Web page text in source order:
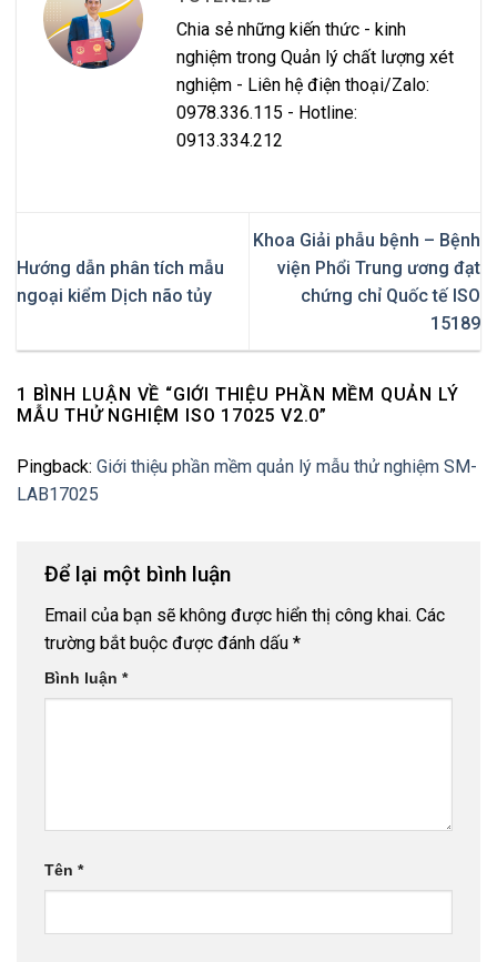
Chia sẻ những kiến thức - kinh
nghiệm trong Quản lý chất lượng xét
nghiệm - Liên hệ điện thoại/Zalo:
0978.336.115 - Hotline:
0913.334.212
Hướng dẫn phân tích mẫu
ngoại kiểm Dịch não tủy
Khoa Giải phẫu bệnh – Bệnh
viện Phổi Trung ương đạt
chứng chỉ Quốc tế ISO
15189
1 BÌNH LUẬN VỀ “GIỚI THIỆU PHẦN MỀM QUẢN LÝ
MẪU THỬ NGHIỆM ISO 17025 V2.0”
Pingback: Giới thiệu phần mềm quản lý mẫu thử nghiệm SM-
LAB17025
Để lại một bình luận
Email của bạn sẽ không được hiển thị công khai. Các
trường bắt buộc được đánh dấu *
Bình luận *
Tên *